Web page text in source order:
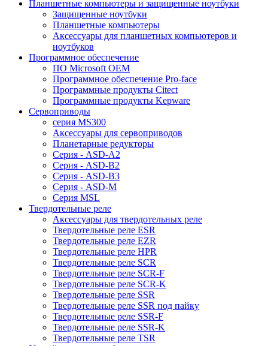
Планшетные компьютеры и защищенные ноутбуки
Защищенные ноутбуки
Планшетные компьютеры
Аксессуары для планшетных компьютеров и
ноутбуков
Программное обеспечение
ПО Microsoft OEM
Программное обеспечение Pro-face
Программные продукты Citect
Программные продукты Kepware
Сервоприводы
серия MS300
Аксессуары для сервоприводов
Планетарные редукторы
Серия - ASD-A2
Серия - ASD-B2
Серия - ASD-B3
Серия - ASD-M
Серия MSL
Твердотельные реле
Аксессуары для твердотельных реле
Твердотельные реле ESR
Твердотельные реле EZR
Твердотельные реле HPR
Твердотельные реле SCR
Твердотельные реле SCR-F
Твердотельные реле SCR-K
Твердотельные реле SSR
Твердотельные реле SSR под пайку
Твердотельные реле SSR-F
Твердотельные реле SSR-K
Твердотельные реле TSR